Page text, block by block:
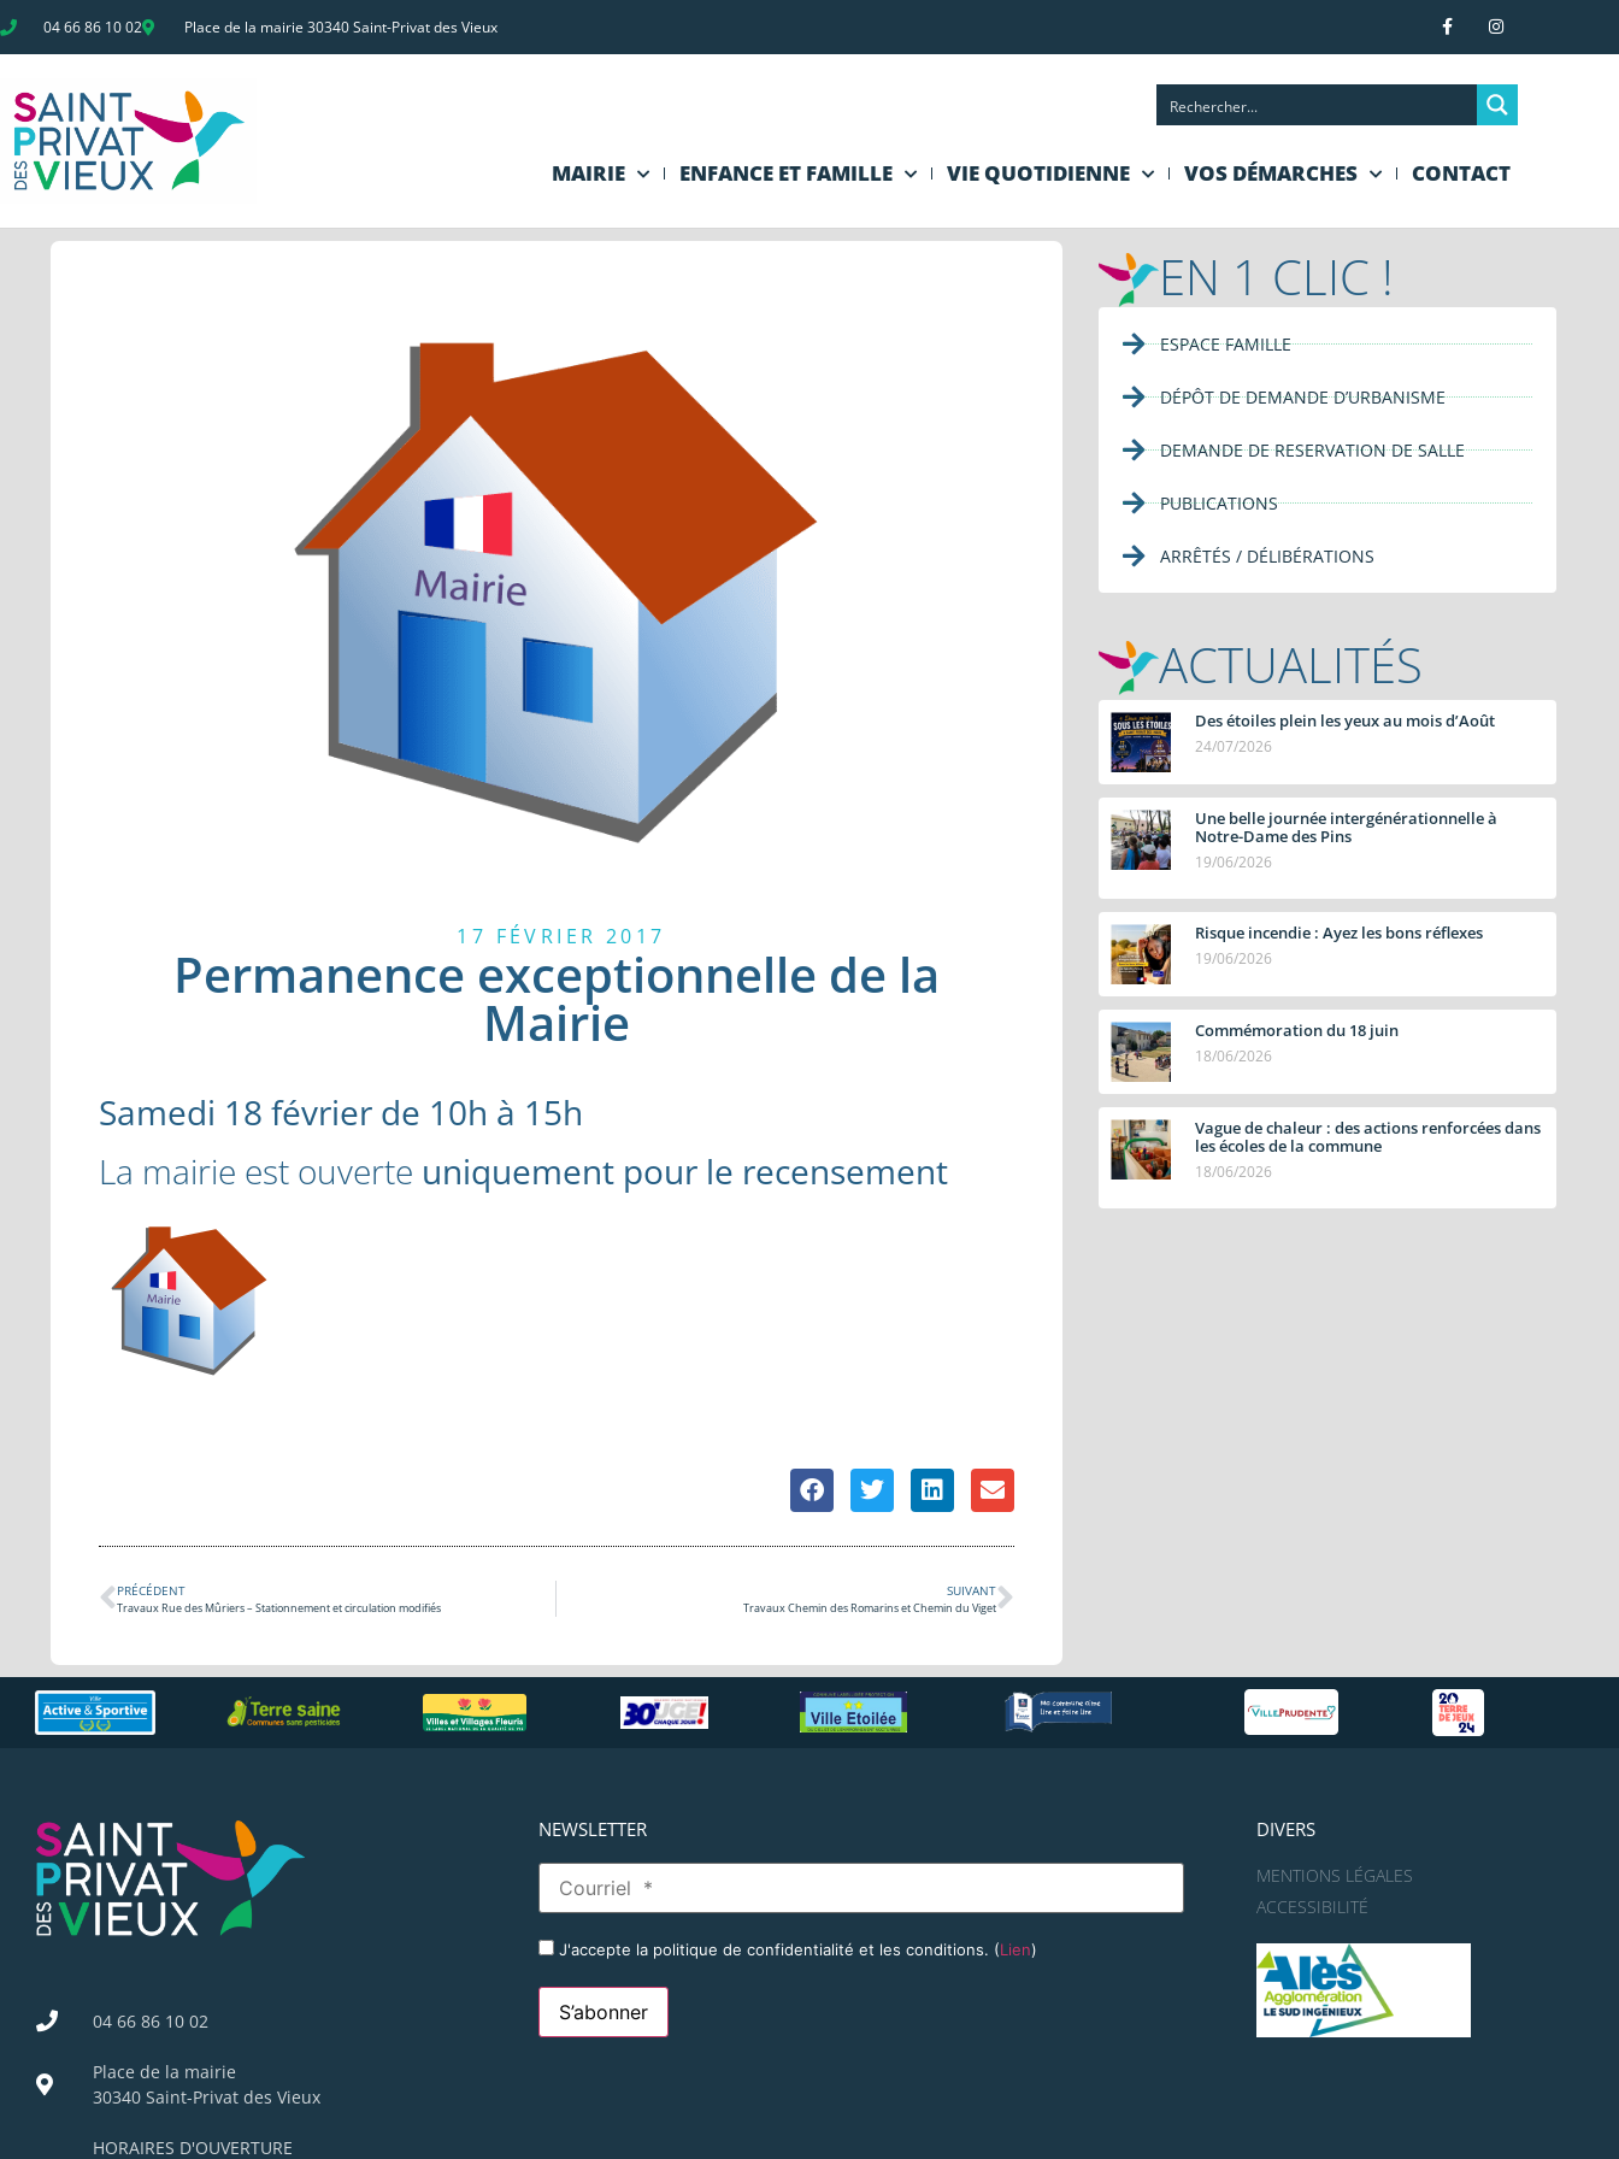
04 66 86 10 02 Place de la mairie 30340 Saint-Privat des Vieux
MAIRIE ENFANCE ET FAMILLE VIE QUOTIDIENNE VOS DÉMARCHES CONTACT
17 FÉVRIER 2017
Permanence exceptionnelle de la
Mairie
Samedi 18 février de 10h à 15h
La mairie est ouverte uniquement pour le recensement
PRÉCÉDENT
Travaux Rue des Mûriers – Stationnement et circulation modifiés
SUIVANT
Travaux Chemin des Romarins et Chemin du Viget
EN 1 CLIC !
ESPACE FAMILLE
DÉPÔT DE DEMANDE D’URBANISME
DEMANDE DE RESERVATION DE SALLE
PUBLICATIONS
ARRÊTÉS / DÉLIBÉRATIONS
ACTUALITÉS
Des étoiles plein les yeux au mois d’Août
24/07/2026
Une belle journée intergénérationnelle à
Notre-Dame des Pins
19/06/2026
Risque incendie : Ayez les bons réflexes
19/06/2026
Commémoration du 18 juin
18/06/2026
Vague de chaleur : des actions renforcées dans
les écoles de la commune
18/06/2026
04 66 86 10 02
Place de la mairie
30340 Saint-Privat des Vieux
HORAIRES D'OUVERTURE
NEWSLETTER
J'accepte la politique de confidentialité et les conditions. (Lien)
DIVERS
MENTIONS LÉGALES
ACCESSIBILITÉ